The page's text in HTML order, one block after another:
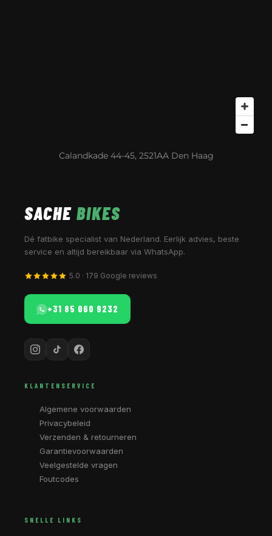
Calandkade 44-45, 2521AA Den Haag
SACHE BIKES
Dé fatbike specialist van Nederland. Eerlijk advies, beste
service en altijd bereikbaar via WhatsApp.
5.0 · 179 Google reviews
+31 85 060 9232
KLANTENSERVICE
Algemene voorwaarden
Privacybeleid
Verzenden & retourneren
Garantievoorwaarden
Veelgestelde vragen
Foutcodes
SNELLE LINKS